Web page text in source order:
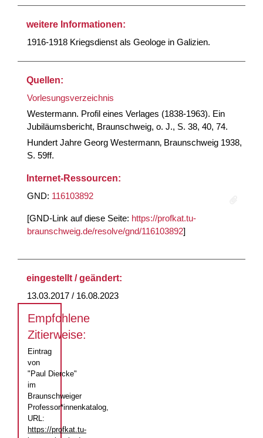
weitere Informationen:
1916-1918 Kriegsdienst als Geologe in Galizien.
Quellen:
Vorlesungsverzeichnis
Westermann. Profil eines Verlages (1838-1963). Ein
Jubiläumsbericht, Braunschweig, o. J., S. 38, 40, 74.
Hundert Jahre Georg Westermann‚ Braunschweig 1938,
S. 59ff.
Internet-Ressourcen:
GND: 116103892
[GND-Link auf diese Seite: https://profkat.tu-
braunschweig.de/resolve/gnd/116103892]
eingestellt / geändert:
13.03.2017 / 16.08.2023
Empfohlene
Zitierweise:
Eintrag
von
"Paul Diercke"
im
Braunschweiger
Professor*innenkatalog,
URL:
https://profkat.tu-